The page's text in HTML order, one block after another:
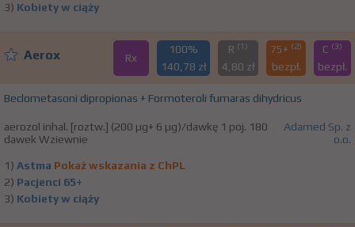
3) Kobiety w ciąży
Aerox Rx
100%
140,78 zł
R (1)
4,80 zł
75+ (2)
bezpł.
C (3)
bezpł.
Beclometasoni dipropionas + Formoteroli fumaras dihydricus
aerozol inhal. [roztw.] (200 µg+ 6 µg)/dawkę 1 poj. 180
dawek Wziewnie
Adamed Sp. z
o.o.
1) Astma Pokaż wskazania z ChPL
2) Pacjenci 65+
3) Kobiety w ciąży